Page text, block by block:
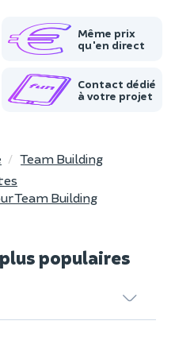
Même prix
qu'en direct
Contact dédié
à votre projet
Team Building
Team Building
populaires